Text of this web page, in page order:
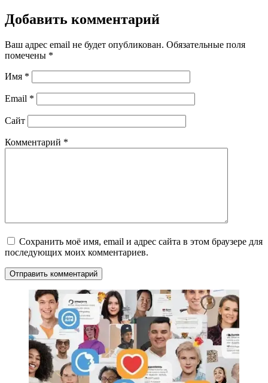
Добавить комментарий
Ваш адрес email не будет опубликован. Обязательные поля
помечены *
Имя *
Email *
Сайт
Комментарий *
Сохранить моё имя, email и адрес сайта в этом браузере для
последующих моих комментариев.